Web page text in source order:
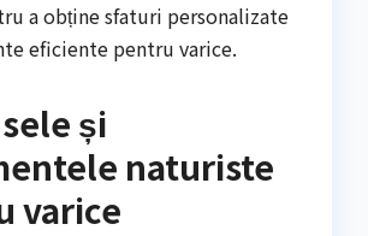
a obține sfaturi personalizate
eficiente pentru varice.
și
naturiste
varice